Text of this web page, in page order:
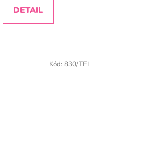
DETAIL
Kód: 830/TEL